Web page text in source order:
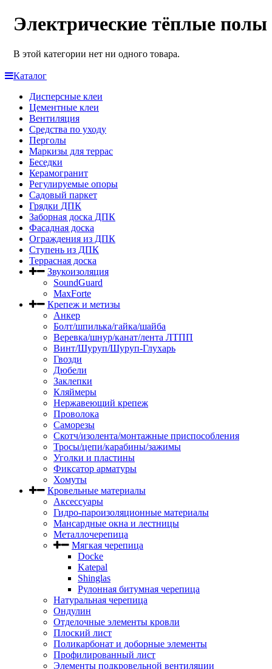
Электрические тёплые полы
В этой категории нет ни одного товара.
Каталог
Дисперсные клеи
Цементные клеи
Вентиляция
Средства по уходу
Перголы
Маркизы для террас
Беседки
Керамогранит
Регулируемые опоры
Садовый паркет
Грядки ДПК
Заборная доска ДПК
Фасадная доска
Ограждения из ДПК
Ступень из ДПК
Террасная доска
Звукоизоляция
SoundGuard
MaxForte
Крепеж и метизы
Анкер
Болт/шпилька/гайка/шайба
Веревка/шнур/канат/лента ЛТПП
Винт/Шуруп/Шуруп-Глухарь
Гвозди
Дюбели
Заклепки
Кляймеры
Нержавеющий крепеж
Проволока
Саморезы
Скотч/изолента/монтажные приспособления
Тросы/цепи/карабины/зажимы
Уголки и пластины
Фиксатор арматуры
Хомуты
Кровельные материалы
Аксессуары
Гидро-пароизоляционные материалы
Мансардные окна и лестницы
Металлочерепица
Мягкая черепица
Docke
Katepal
Shinglas
Рулонная битумная черепица
Натуральная черепица
Ондулин
Отделочные элементы кровли
Плоский лист
Поликарбонат и доборные элементы
Профилированный лист
Элементы подкровельной вентиляции